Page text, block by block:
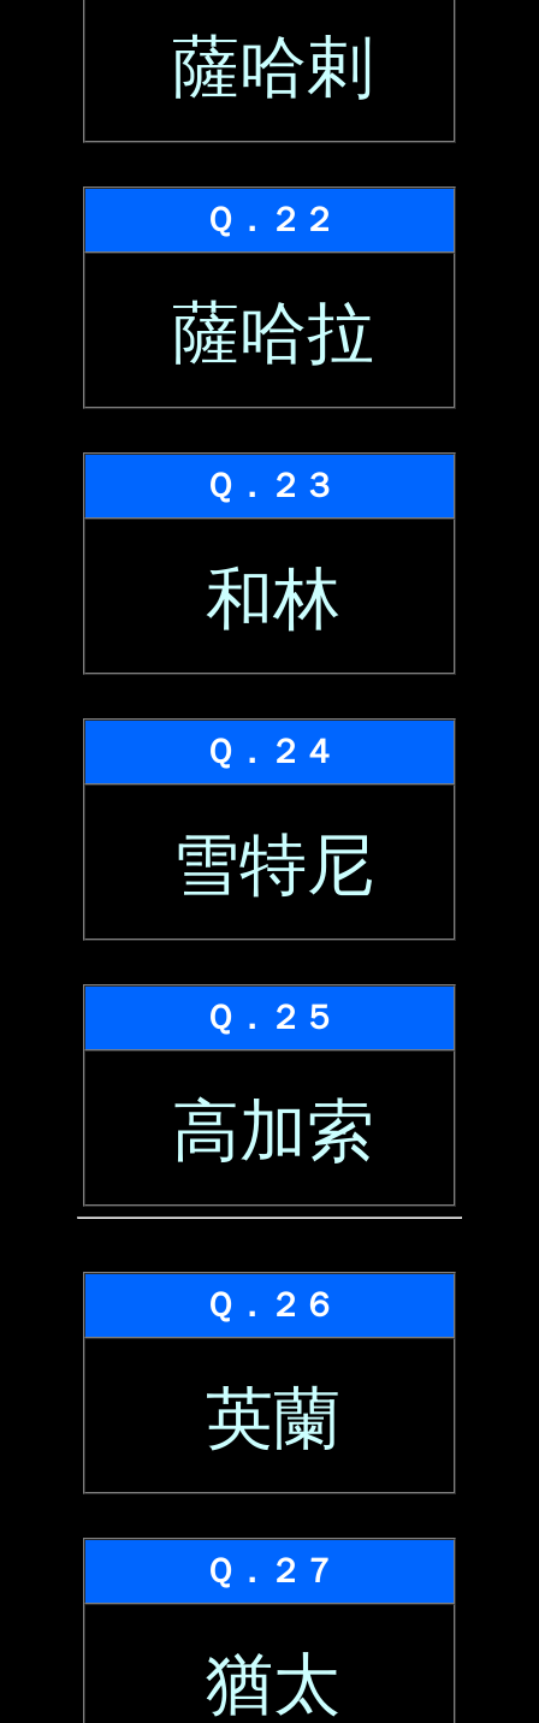
薩哈剌
Ｑ．２２
薩哈拉
Ｑ．２３
和林
Ｑ．２４
雪特尼
Ｑ．２５
高加索
Ｑ．２６
英蘭
Ｑ．２７
猶太